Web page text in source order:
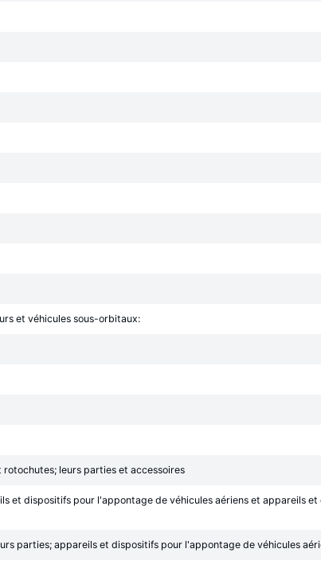
et véhicules sous-orbitaux:
leurs parties et accessoires
et dispositifs pour l'appontage de véhicules aériens et appareils
parties; appareils et dispositifs pour l'appontage de véhicules